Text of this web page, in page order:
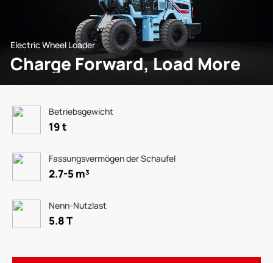
Electric Wheel Loader
Charge Forward, Load More
Betriebsgewicht
19 t
Fassungsvermögen der Schaufel
2.7-5 m³
Nenn-Nutzlast
5.8 T